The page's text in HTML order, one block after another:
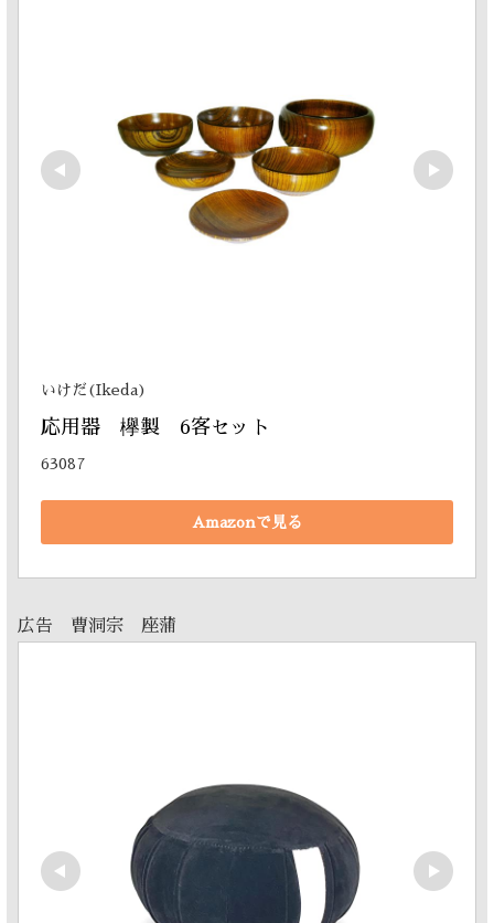
いけだ(Ikeda)
応用器　欅製　6客セット
63087
Amazonで見る
広告 曹洞宗 座蒲